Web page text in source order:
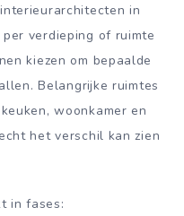
in
verdieping of ruimte
kiezen om bepaalde
Belangrijke ruimtes
woonkamer en
het verschil kan zien
in fases: